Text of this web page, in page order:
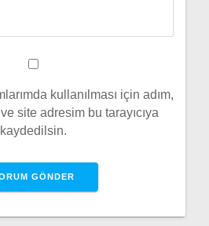
kullanılması için adım,
site adresim bu tarayıcıya
kaydedilsin.